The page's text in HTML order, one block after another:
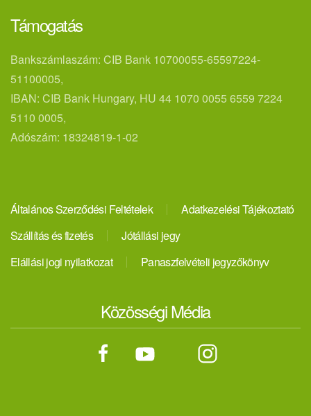
Támogatás
Bankszámlaszám: CIB Bank 10700055-65597224-
51100005,
IBAN: CIB Bank Hungary, HU 44 1070 0055 6559 7224
5110 0005,
Adószám: 18324819-1-02
Általános Szerződési Feltételek
Adatkezelési Tájékoztató
Szállítás és fizetés
Jótállási jegy
Elállási jogi nyilatkozat
Panaszfelvételi jegyzőkönyv
Közösségi Média